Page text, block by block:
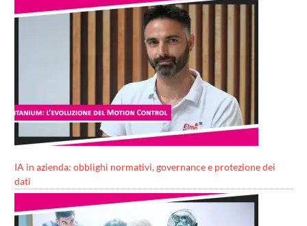
IA in azienda: obblighi normativi, governance e protezione dei
dati